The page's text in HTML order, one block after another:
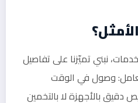
نبني تميّزنا على تفاصيل
وصول في الوقت
دقيق بالأجهزة لا بالتخمين